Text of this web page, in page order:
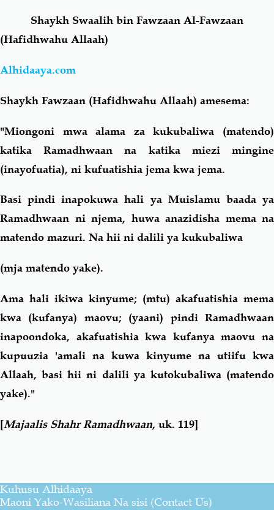
Fiqh-Ibaadah
Fataawa Za Ulamaa
Akhlaaq-Aadaab Raqaaiq
Familia-Jamii Maswali-Majibu
Chemsha Bongo Vitabu
Mapishi
Shaykh Swaalih bin Fawzaan Al-Fawzaan
(Hafidhwahu Allaah)
Alhidaaya.com
Shaykh Fawzaan (Hafidhwahu Allaah) amesema:
"Miongoni mwa alama za kukubaliwa (matendo)
katika Ramadhwaan na katika miezi mingine
(inayofuatia), ni kufuatishia jema kwa jema.
Basi pindi inapokuwa hali ya Muislamu baada ya
Ramadhwaan ni njema, huwa anazidisha mema na
matendo mazuri. Na hii ni dalili ya kukubaliwa
(mja matendo yake).
Ama hali ikiwa kinyume; (mtu) akafuatishia mema
kwa (kufanya) maovu; (yaani) pindi Ramadhwaan
inapoondoka, akafuatishia kwa kufanya maovu na
kupuuzia 'amali na kuwa kinyume na utiifu kwa
Allaah, basi hii ni dalili ya kutokubaliwa (matendo
yake)."
[Majaalis Shahr Ramadhwaan, uk. 119]
Kuhusu Alhidaaya
Maoni Yako-Wasiliana Na sisi (Contact Us)